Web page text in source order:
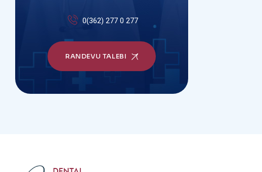
0(362) 277 0 277
RANDEVU TALEBI